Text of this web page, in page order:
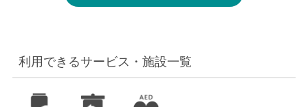
利用できるサービス・施設一覧